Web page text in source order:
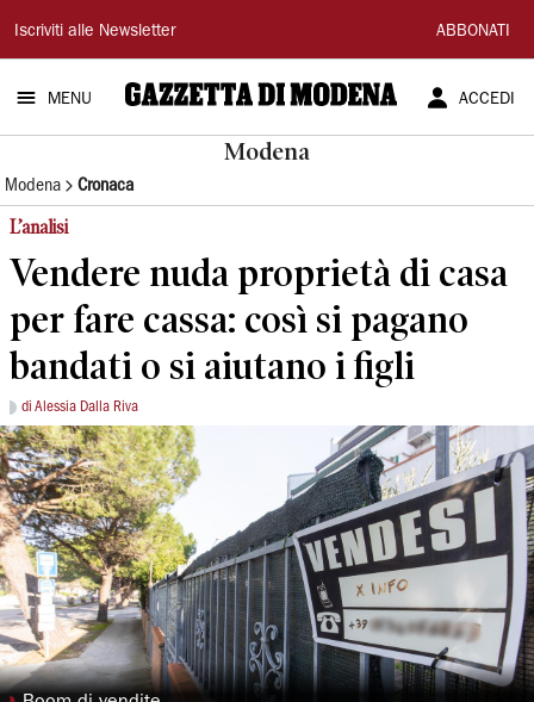
Gazzetta
di
Modena
Iscriviti alle Newsletter ABBONATI
MENU ACCEDI
Modena
Modena Cronaca
L’analisi
Vendere nuda proprietà di casa
per fare cassa: così si pagano
bandati o si aiutano i figli
di Alessia Dalla Riva